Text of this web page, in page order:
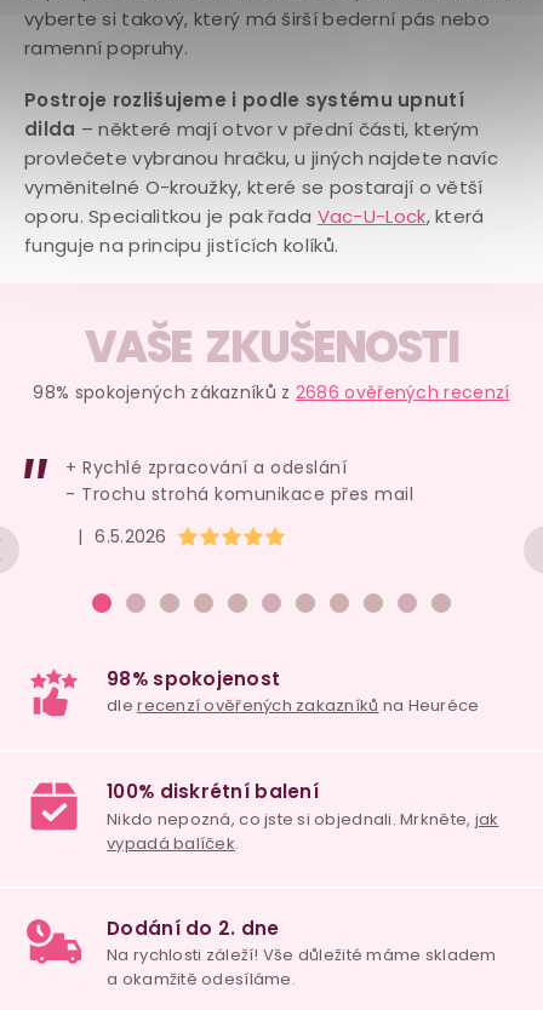
vyberte si takový, který má širší bederní pás nebo
ramenní popruhy.
Postroje rozlišujeme i podle systému upnutí
dilda – některé mají otvor v přední části, kterým
provlečete vybranou hračku, u jiných najdete navíc
vyměnitelné O-kroužky, které se postarají o větší
oporu. Specialitkou je pak řada Vac-U-Lock, která
funguje na principu jistících kolíků.
VAŠE ZKUŠENOSTI
98% spokojených zákazníků z 2686 ověřených recenzí
Hodnocení obchodu je 5 z 5 hvězdiček.
| 6.5.2026
+ Rychlé zpracování a odeslání
- Trochu strohá komunikace přes mail